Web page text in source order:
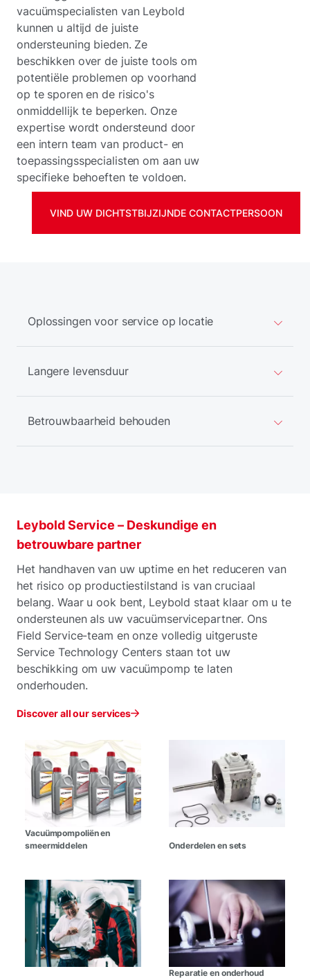
vacuümspecialisten van Leybold
kunnen u altijd de juiste
ondersteuning bieden. Ze
beschikken over de juiste tools om
potentiële problemen op voorhand
op te sporen en de risico's
onmiddellijk te beperken. Onze
expertise wordt ondersteund door
een intern team van product- en
toepassingsspecialisten om aan uw
specifieke behoeften te voldoen.
VIND UW DICHTSTBIJZIJNDE CONTACTPERSOON
Oplossingen voor service op locatie
Langere levensduur
Betrouwbaarheid behouden
Leybold Service – Deskundige en
betrouwbare partner
Het handhaven van uw uptime en het reduceren van
het risico op productiestilstand is van cruciaal
belang. Waar u ook bent, Leybold staat klaar om u te
ondersteunen als uw vacuümservicepartner. Ons
Field Service-team en onze volledig uitgeruste
Service Technology Centers staan tot uw
beschikking om uw vacuümpomp te laten
onderhouden.
Discover all our services
Vacuümpompoliën en
smeermiddelen
Onderdelen en sets
Reparatie en onderhoud